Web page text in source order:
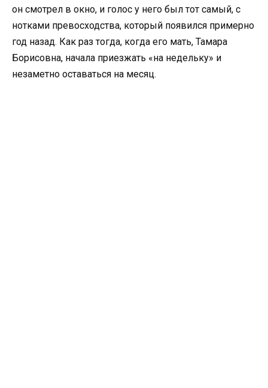
он смотрел в окно, и голос у него был тот самый, с
нотками превосходства, который появился примерно
год назад. Как раз тогда, когда его мать, Тамара
Борисовна, начала приезжать «на недельку» и
незаметно оставаться на месяц.